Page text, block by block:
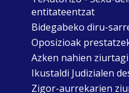
entitateentzat
Bidegabeko diru-
Oposizioak
Azken nahien
Ikustaldi Judizialen
Zigor-aurrekarien